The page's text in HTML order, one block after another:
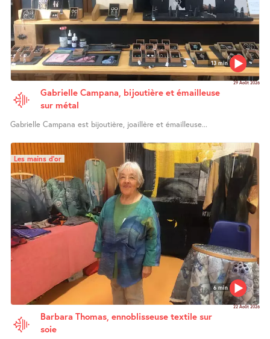
13 min
29 Août 2026
Gabrielle Campana, bijoutière et émailleuse
sur métal
Gabrielle Campana est bijoutière, joaillère et émailleuse...
6 min
Les mains d’or
22 Août 2026
Barbara Thomas, ennoblisseuse textile sur
soie